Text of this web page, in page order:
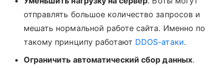
отправлять большое количество запросов и
мешать нормальной работе сайта. Именно по
такому принципу работают DDOS-атаки.
Ограничить автоматический сбор данных.